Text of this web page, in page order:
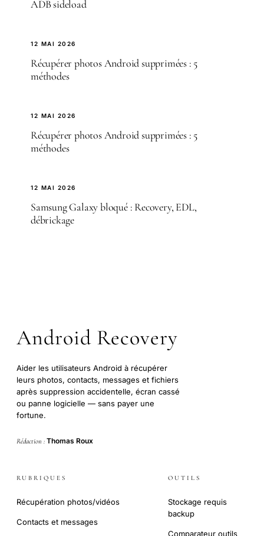
ADB sideload
12 MAI 2026
Récupérer photos Android supprimées : 5
méthodes
12 MAI 2026
Récupérer photos Android supprimées : 5
méthodes
12 MAI 2026
Samsung Galaxy bloqué : Recovery, EDL,
débrickage
Android Recovery
Aider les utilisateurs Android à récupérer
leurs photos, contacts, messages et fichiers
après suppression accidentelle, écran cassé
ou panne logicielle — sans payer une
fortune.
Rédaction : Thomas Roux
RUBRIQUES
Récupération photos/vidéos
Contacts et messages
OUTILS
Stockage requis
backup
Comparateur outils